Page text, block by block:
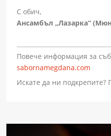
С обич,
Ансамбъл „Лазарка“
Повече информация за
sabornamegdana.com
Искате да ни